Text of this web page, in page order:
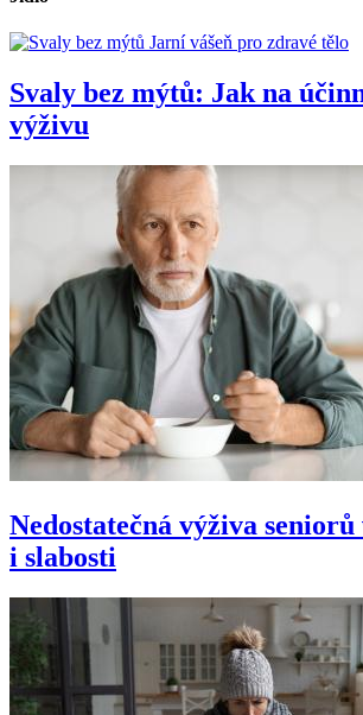
Jarní vášeň pro zdravé tělo
Svaly bez mýtů: Jak na
výživu
Nedostatečná výživa seniorů
i slabosti